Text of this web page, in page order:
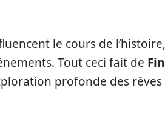
le cours de
Tout ceci fait de
profonde des